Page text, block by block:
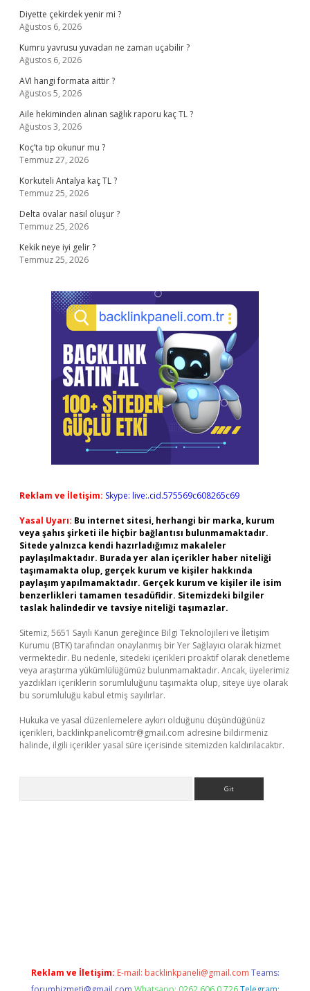
Diyette çekirdek yenir mi ?
Ağustos 6, 2026
Kumru yavrusu yuvadan ne zaman uçabilir ?
Ağustos 6, 2026
AVI hangi formata aittir ?
Ağustos 5, 2026
Aile hekiminden alınan sağlık raporu kaç TL ?
Ağustos 3, 2026
Koç’ta tıp okunur mu ?
Temmuz 27, 2026
Korkuteli Antalya kaç TL ?
Temmuz 25, 2026
Delta ovalar nasıl oluşur ?
Temmuz 25, 2026
Kekik neye iyi gelir ?
Temmuz 25, 2026
Reklam ve İletişim: Skype: live:.cid.575569c608265c69
Yasal Uyarı: Bu internet sitesi, herhangi bir marka, kurum
veya şahıs şirketi ile hiçbir bağlantısı bulunmamaktadır.
Sitede yalnızca kendi hazırladığımız makaleler
paylaşılmaktadır. Burada yer alan içerikler haber niteliği
taşımamakta olup, gerçek kurum ve kişiler hakkında
paylaşım yapılmamaktadır. Gerçek kurum ve kişiler ile isim
benzerlikleri tamamen tesadüfidir. Sitemizdeki bilgiler
taslak halindedir ve tavsiye niteliği taşımazlar.
Sitemiz, 5651 Sayılı Kanun gereğince Bilgi Teknolojileri ve İletişim
Kurumu (BTK) tarafından onaylanmış bir Yer Sağlayıcı olarak hizmet
vermektedir. Bu nedenle, sitedeki içerikleri proaktif olarak denetleme
veya araştırma yükümlülüğümüz bulunmamaktadır. Ancak, üyelerimiz
yazdıkları içeriklerin sorumluluğunu taşımakta olup, siteye üye olarak
bu sorumluluğu kabul etmiş sayılırlar.
Hukuka ve yasal düzenlemelere aykırı olduğunu düşündüğünüz
içerikleri, backlinkpanelicomtr@gmail.com adresine bildirmeniz
halinde, ilgili içerikler yasal süre içerisinde sitemizden kaldırılacaktır.
Reklam ve İletişim: E-mail: backlinkpaneli@gmail.com Teams: